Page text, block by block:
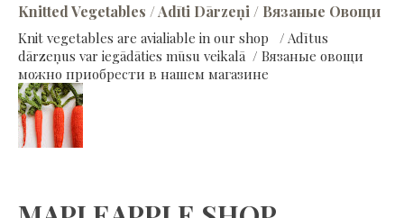
Knitted Vegetables / Adīti Dārzeņi / Вязаные Овощи
Knit vegetables are avialiable in our shop / Adītus
dārzeņus var iegādāties mūsu veikalā / Вязаные овощи
можно приобрести в нашем магазине